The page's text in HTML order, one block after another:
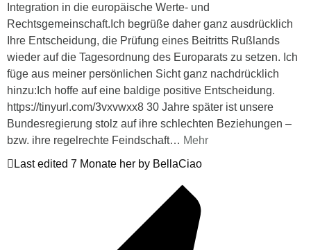
Integration in die europäische Werte- und
Rechtsgemeinschaft.Ich begrüße daher ganz ausdrücklich
Ihre Entscheidung, die Prüfung eines Beitritts Rußlands
wieder auf die Tagesordnung des Europarats zu setzen. Ich
füge aus meiner persönlichen Sicht ganz nachdrücklich
hinzu:Ich hoffe auf eine baldige positive Entscheidung.
https://tinyurl.com/3vxvwxx8 30 Jahre später ist unsere
Bundesregierung stolz auf ihre schlechten Beziehungen –
bzw. ihre regelrechte Feindschaft… Mehr
Last edited 7 Monate her by BellaCiao